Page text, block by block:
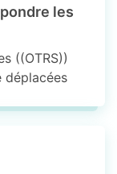
les
((OTRS))
déplacées